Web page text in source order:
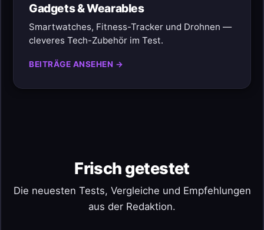
Gadgets & Wearables
Smartwatches, Fitness-Tracker und Drohnen —
cleveres Tech-Zubehör im Test.
BEITRÄGE ANSEHEN →
Frisch getestet
Die neuesten Tests, Vergleiche und Empfehlungen
aus der Redaktion.